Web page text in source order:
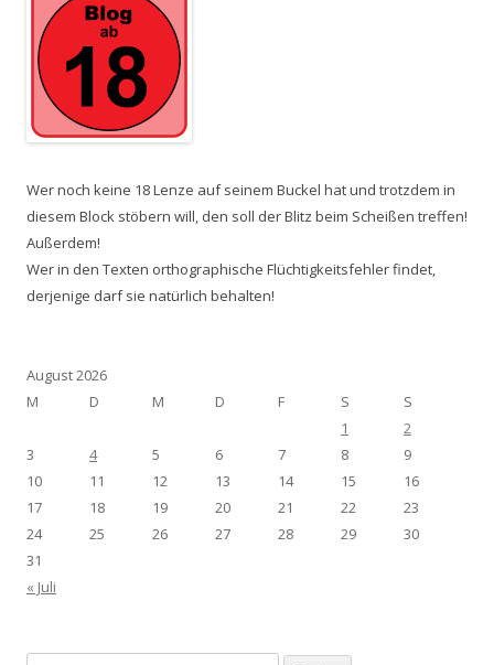
Wer noch keine 18 Lenze auf seinem Buckel hat und trotzdem in
diesem Block stöbern will, den soll der Blitz beim Scheißen treffen!
Außerdem!
Wer in den Texten orthographische Flüchtigkeitsfehler findet,
derjenige darf sie natürlich behalten!
August 2026
M
D M D F S
S
1
2
3
4 5 6 7 8
9
10
11 12 13 14 15
16
17
18 19 20 21 22
23
24
25 26 27 28 29
30
31
« Juli